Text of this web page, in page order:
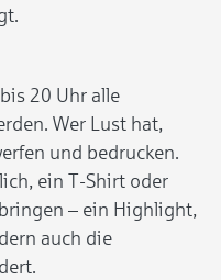
20 Uhr alle
Wer Lust hat,
und bedrucken.
ein T-Shirt oder
– ein Highlight,
auch die